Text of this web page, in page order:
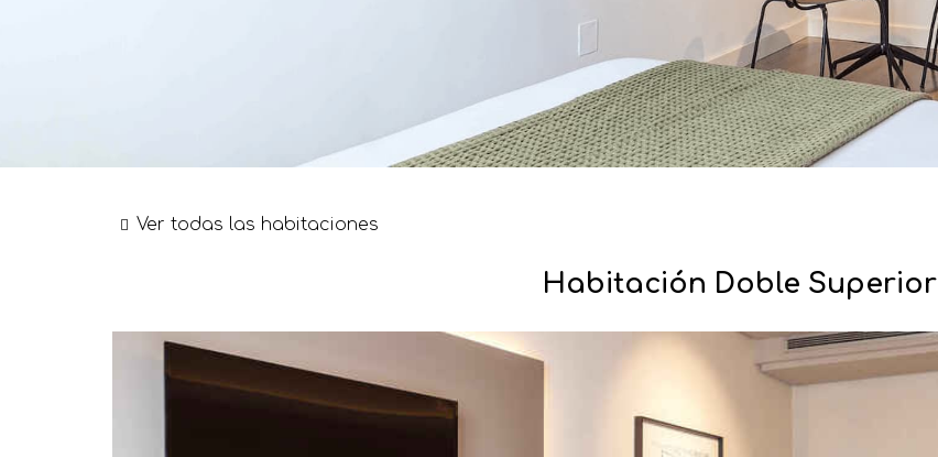
Ver todas las habitaciones
Habitación Doble Superior